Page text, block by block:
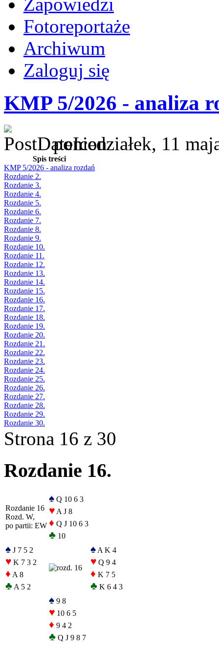
Zapowiedzi
Fotoreportaże
Archiwum
Zaloguj się
KMP 5/2026 - analiza
poniedziałek, 11
Spis treści
KMP 5/2026 - analiza rozdań
Rozdanie 2.
Rozdanie 3.
Rozdanie 4.
Rozdanie 5.
Rozdanie 6.
Rozdanie 7.
Rozdanie 8.
Rozdanie 9.
Rozdanie 10.
Rozdanie 11.
Rozdanie 12.
Rozdanie 13.
Rozdanie 14.
Rozdanie 15.
Rozdanie 16.
Rozdanie 17.
Rozdanie 18.
Rozdanie 19.
Rozdanie 20.
Rozdanie 21.
Rozdanie 22.
Rozdanie 23.
Rozdanie 24.
Rozdanie 25.
Rozdanie 26.
Rozdanie 27.
Rozdanie 28.
Rozdanie 29.
Rozdanie 30.
Strona 16 z 30
Rozdanie 16.
Rozdanie 16
Rozd. W,
po partii: EW
♠ Q 10 6 3
♥ A J 8
♦ Q J 10 6 3
♣ 10
♠ J 7 5 2
♥ K 7 3 2
♦ A 8
♣ A 5 2
♠ A K 4
♥ Q 9 4
♦ K 7 5
♣ K 6 4 3
♠ 9 8
♥ 10 6 5
♦ 9 4 2
♣ Q J 9 8 7